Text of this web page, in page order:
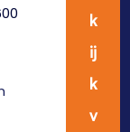
k
ij
k
v